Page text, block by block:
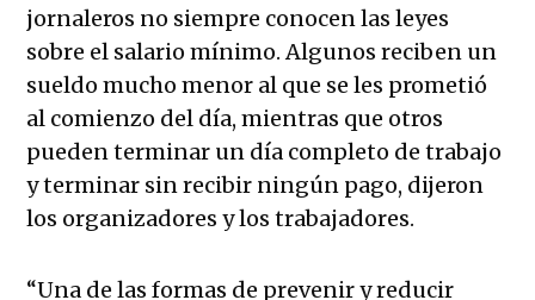
jornaleros no siempre conocen las leyes
sobre el salario mínimo. Algunos reciben un
sueldo mucho menor al que se les prometió
al comienzo del día, mientras que otros
pueden terminar un día completo de trabajo
y terminar sin recibir ningún pago, dijeron
los organizadores y los trabajadores.
“Una de las formas de prevenir y reducir